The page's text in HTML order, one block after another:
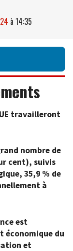
à 14:35
travailleront
nombre de
cent), suivis
35,9 % de
à
est
économique du
et